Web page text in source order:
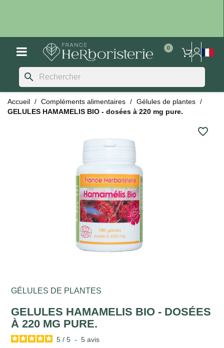
search
Accueil Compléments alimentaires
Gélules de plantes
GELULES HAMAMELIS BIO - dosées à 220 mg pure.
favorite_border
GÉLULES DE PLANTES
GELULES HAMAMELIS BIO - DOSÉES
À 220 MG PURE.
5 / 5 - 5avis